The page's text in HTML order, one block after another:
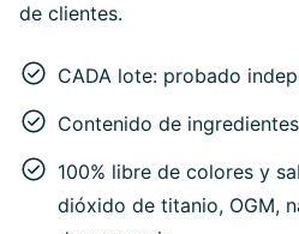
de clientes.
CADA lote: probado
Contenido de
100% libre de colores y
dióxido de titanio, OGM,